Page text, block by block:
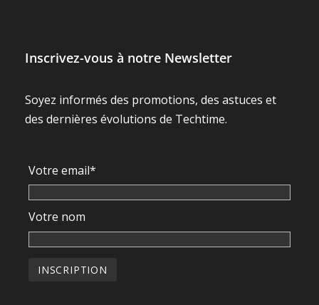
Inscrivez-vous à notre Newsletter
Soyez informés des promotions, des astuces et
des dernières évolutions de Techtime.
Votre email*
Votre nom